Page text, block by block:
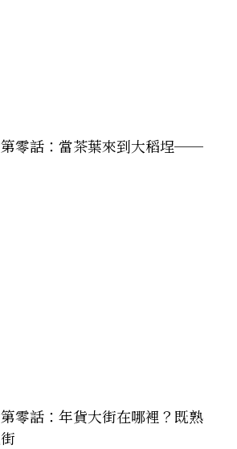
第零話：當茶葉來到大稻埕──
第零話：年貨大街在哪裡？既熟